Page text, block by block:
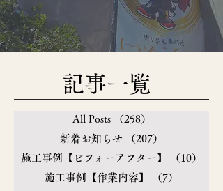
​記事一覧
All Posts （258）
新着お知らせ
（207）
施工事例【ビフォーアフター】
（10）
施工事例【作業内容】
（7）